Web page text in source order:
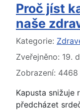
Proč jíst
naše
Základní údaje
Kategorie:
Zveřejněno: 19.
Zobrazení: 4468
Kapusta snižuje
předcházet